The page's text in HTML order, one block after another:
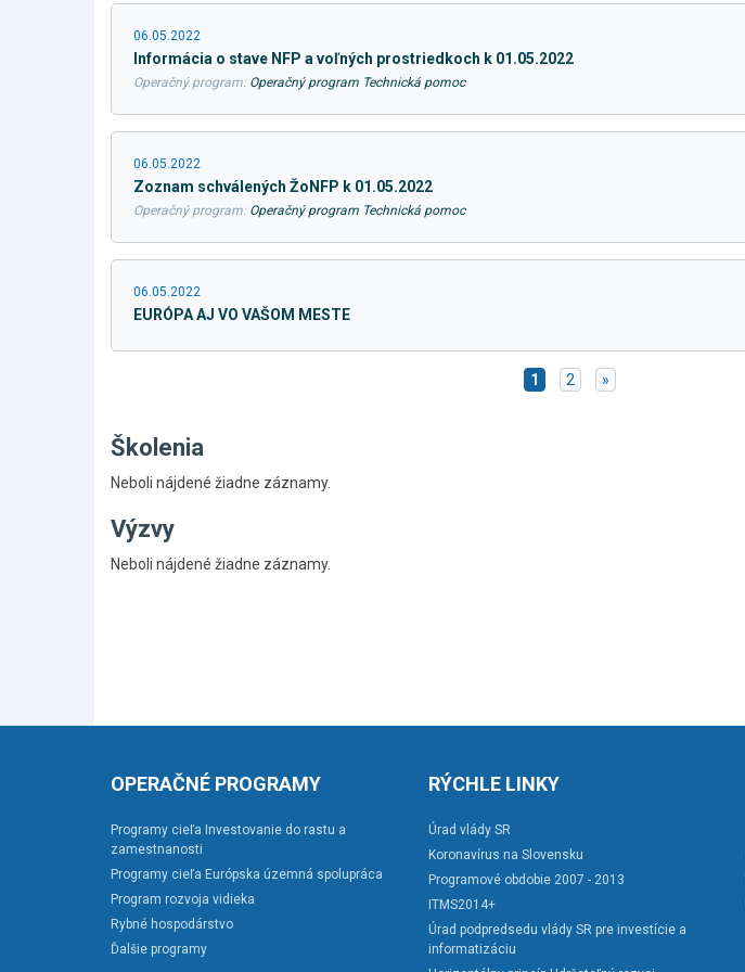
06.05.2022
Informácia o stave NFP a voľných prostriedkoch k 01.05.2022
Operačný program: Operačný program Technická pomoc
06.05.2022
Zoznam schválených ŽoNFP k 01.05.2022
Operačný program: Operačný program Technická pomoc
06.05.2022
EURÓPA AJ VO VAŠOM MESTE
1 2 »
Školenia
Neboli nájdené žiadne záznamy.
Výzvy
Neboli nájdené žiadne záznamy.
OPERAČNÉ PROGRAMY
Programy cieľa Investovanie do rastu a
zamestnanosti
Programy cieľa Európska územná spolupráca
Program rozvoja vidieka
Rybné hospodárstvo
Ďalšie programy
RÝCHLE LINKY
Úrad vlády SR
Koronavírus na Slovensku
Programové obdobie 2007 - 2013
ITMS2014+
Úrad podpredsedu vlády SR pre investície a
informatizáciu